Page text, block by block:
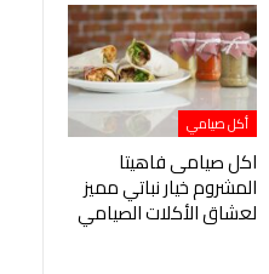
أكل صيامي
اكل صيامى فاهيتا
المشروم خيار نباتي مميز
لعشاق الأكلات الصيامي